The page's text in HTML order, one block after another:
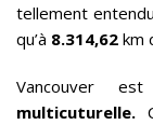
tellement
qu’à 8.314,62 km
Vancouver
multicuturelle.